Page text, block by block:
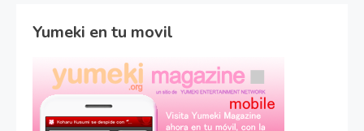
Yumeki en tu movil